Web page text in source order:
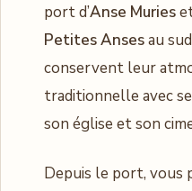
port d’Anse Muries
Petites Ansesau
conservent leur
traditionnelle avec
son église et son
Depuis le port, vous